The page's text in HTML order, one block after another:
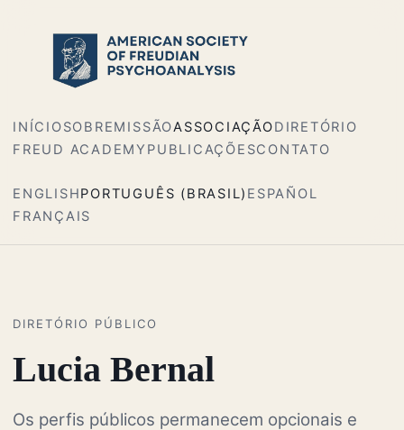
INÍCIOSOBREMISSÃOASSOCIAÇÃODIRETÓRIO
FREUD ACADEMY PUBLICAÇÕESCONTATO
ENGLISHPORTUGUÊS (BRASIL) ESPAÑOL
FRANÇAIS
DIRETÓRIO PÚBLICO
Lucia Bernal
Os perfis públicos permanecem opcionais e